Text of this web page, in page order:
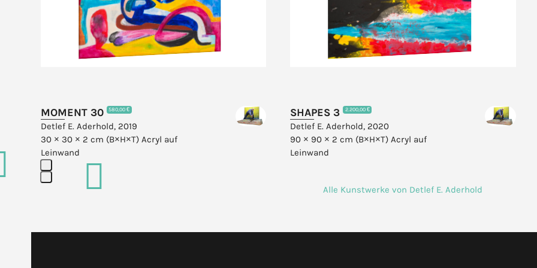
navigation
MOMENT 30 580,00 €
Detlef E. Aderhold, 2019
30 × 30 × 2 cm (B×H×T) Acryl auf
Leinwand
SHAPES 3 2.200,00 €
Detlef E. Aderhold, 2020
90 × 90 × 2 cm (B×H×T)Acryl auf
Leinwand
Alle Kunstwerke von Detlef E. Aderhold